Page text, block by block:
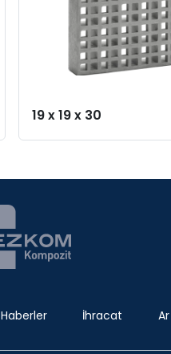
19 x 19 x 30
Haberler İhracat